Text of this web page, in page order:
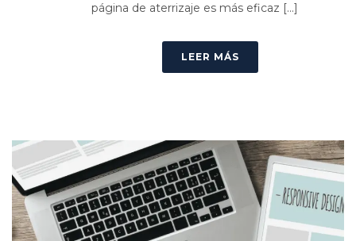
página de aterrizaje es más eficaz [...]
LEER MÁS